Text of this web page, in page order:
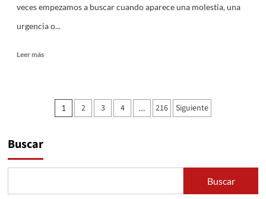
veces empezamos a buscar cuando aparece una molestia, una
urgencia o...
Leer másLeer
para
escoger
en
Paginación
1 2 3 4 … 216 Siguiente
Buscar
Buscar